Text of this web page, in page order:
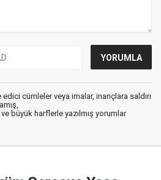
cümleler veya imalar, inançlara saldırı
büyük harflerle yazılmış yorumlar